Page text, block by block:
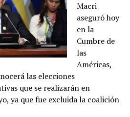
Macri
aseguró hoy
en la
Cumbre de
las
Américas,
las elecciones
que se realizarán en
ya que fue excluida la coalición